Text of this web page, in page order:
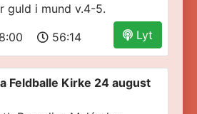
guld i mund v.4-5.
Lyt
56:14
Feldballe Kirke 24 august